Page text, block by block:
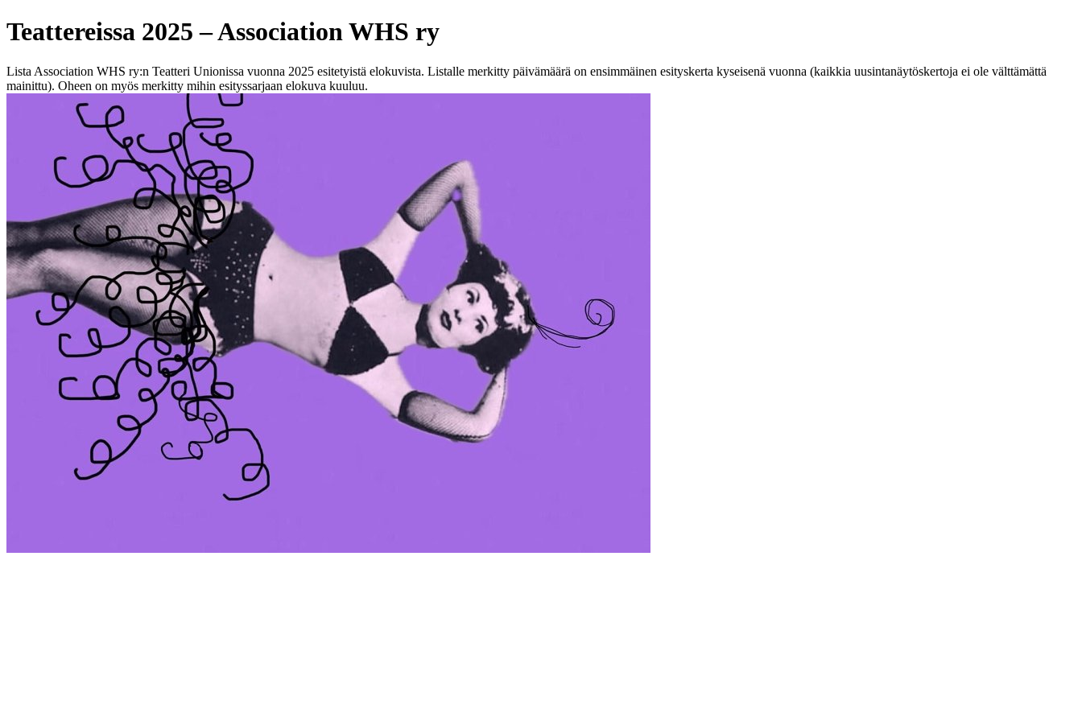
Teattereissa 2025 – Association WHS ry
Lista Association WHS ry:n Teatteri Unionissa vuonna 2025 esitetyistä elokuvista. Listalle merkitty päivämäärä on ensimmäinen esityskerta kyseisenä vuonna (kaikkia uusintanäytöskertoja ei ole välttämättä
mainittu). Oheen on myös merkitty mihin esityssarjaan elokuva kuuluu.